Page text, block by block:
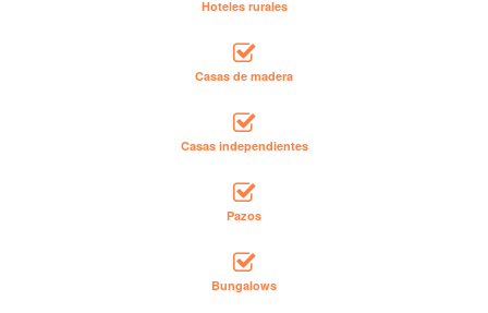
Hoteles rurales
Casas de madera
Casas independientes
Pazos
Bungalows